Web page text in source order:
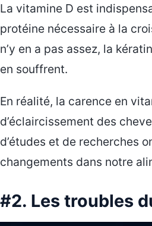
La vitamine D est
protéine nécessaire à la
n’y en a pas assez, la
en souffrent.
En réalité, la carence en
d’éclaircissement des
d’études et de recherches
changements dans notre
#2. Les troubles